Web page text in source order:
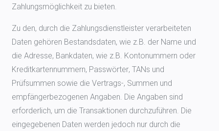
Zahlungsmöglichkeit zu bieten.
Zu den, durch die Zahlungsdienstleister verarbeiteten
Daten gehören Bestandsdaten, wie z.B. der Name und
die Adresse, Bankdaten, wie z.B. Kontonummern oder
Kreditkartennummern, Passwörter, TANs und
Prüfsummen sowie die Vertrags-, Summen und
empfängerbezogenen Angaben. Die Angaben sind
erforderlich, um die Transaktionen durchzuführen. Die
eingegebenen Daten werden jedoch nur durch die